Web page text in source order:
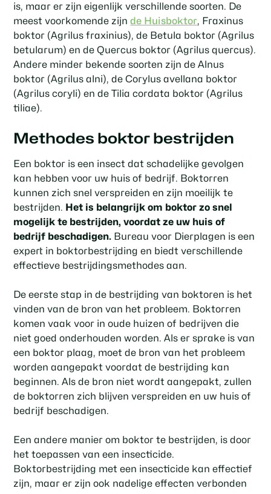
is, maar er zijn eigenlijk verschillende soorten. De
meest voorkomende zijnde Huisboktor, Fraxinus
boktor (Agrilus fraxinius), de Betula boktor (Agrilus
betularum) en de Quercus boktor (Agrilus quercus).
Andere minder bekende soorten zijn de Alnus
boktor (Agrilus alni), de Corylus avellana boktor
(Agrilus coryli) en de Tilia cordata boktor (Agrilus
tiliae).
Methodes boktor bestrijden
Een boktor is een insect dat schadelijke gevolgen
kan hebben voor uw huis of bedrijf. Boktorren
kunnen zich snel verspreiden en zijn moeilijk te
bestrijden. Het is belangrijk om boktor zo snel
mogelijk te bestrijden, voordat ze uw huis of
bedrijf beschadigen. Bureau voor Dierplagen is een
expert in boktorbestrijding en biedt verschillende
effectieve bestrijdingsmethodes aan.
De eerste stap in de bestrijding van boktoren is het
vinden van de bron van het probleem. Boktorren
komen vaak voor in oude huizen of bedrijven die
niet goed onderhouden worden. Als er sprake is van
een boktor plaag, moet de bron van het probleem
worden aangepakt voordat de bestrijding kan
beginnen. Als de bron niet wordt aangepakt, zullen
de boktorren zich blijven verspreiden en uw huis of
bedrijf beschadigen.
Een andere manier om boktor te bestrijden, is door
het toepassen van een insecticide.
Boktorbestrijding met een insecticide kan effectief
zijn, maar er zijn ook nadelige effecten verbonden